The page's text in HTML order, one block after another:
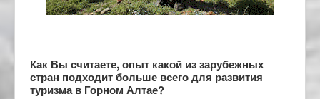
Как Вы считаете, опыт какой из зарубежных
стран подходит больше всего для развития
туризма в Горном Алтае?